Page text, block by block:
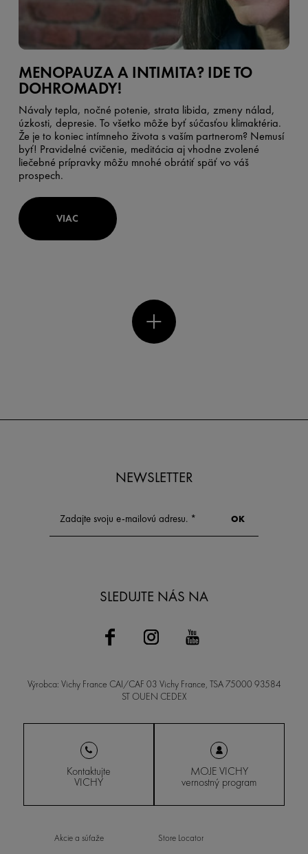
MENOPAUZA A INTIMITA? IDE TO
DOHROMADY!
Návaly tepla, nočné potenie, strata libida, zmeny nálad,
úzkosti, depresie. To všetko môže byť súčasťou klimaktéria.
Že je to koniec intímneho života s vaším partnerom? Nemusí
byť! Pravidelné cvičenie, meditácia aj vhodne zvolené
liečebné prípravky môžu mnohé obrátiť späť vo váš
prospech.
VIAC
NEWSLETTER
SLEDUJTE NÁS NA
Výrobca: Vichy France CAI/CAF 03 Vichy France, TSA 75000 93584
ST OUEN CEDEX
Kontaktujte
VICHY
MOJE VICHY
vernostný program
Akcie a súťaže Store Locator